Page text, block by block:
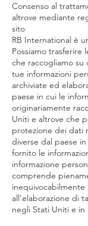
Consenso al
altrove mediante
sito
RB International è
Possiamo trasferire
che raccogliamo su
tue informazioni
archiviate ed
paese in cui le
originariamente
Uniti e altrove che
protezione dei dati
diverse dal paese
fornito le
informazione
comprende
inequivocabilmente
all'elaborazione di
negli Stati Uniti e